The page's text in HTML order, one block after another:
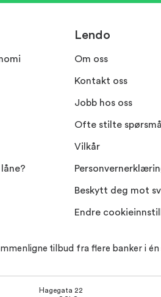
Lendo
Om oss
Kontakt oss
Jobb hos oss
Ofte stilte spørsmål
Vilkår
Beskytt deg mot
Endre
tilbud fra flere banker i
Hagegata 22